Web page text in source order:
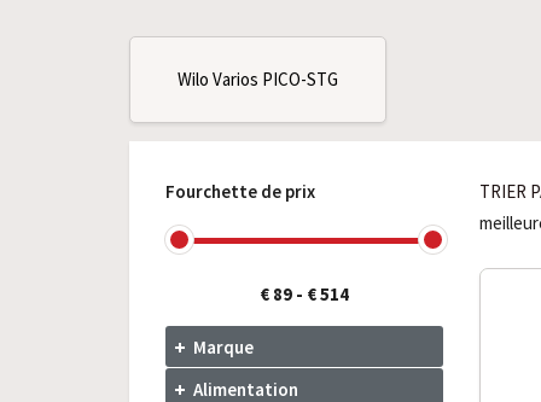
Wilo Varios PICO-STG
Fourchette de prix
€ 89 - € 514
Marque
Alimentation
TRIER